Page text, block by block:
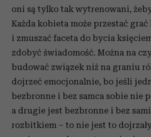
oni są tylko tak wytrenowani,
Każda kobieta może przestać
i zmuszać faceta do bycia
zdobyć świadomość. Można na
budować związek niż na graniu
dojrzeć emocjonalnie, bo jeśli
bezbronne i bez samca sobie nie
a drugie jest bezbronne i bez
rozbitkiem – to nie jest to